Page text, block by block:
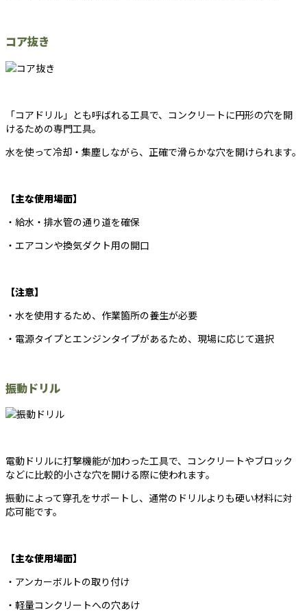
コア抜き
「コアドリル」とも呼ばれる工具で、コンクリートに円形の穴を開
けるための専門工具。
水を使って冷却・集塵しながら、正確で滑らかな穴を開けられます。
【主な使用場面】
・給水・排水管の通り道を確保
・エアコンや換気ダクト用の開口
【注意】
・水を使用するため、作業箇所の養生が必要
・電源タイプとエンジンタイプがあるため、現場に応じて選択
振動ドリル
電動ドリルに打撃機能が加わった工具で、コンクリートやブロック
などに比較的小さな穴を開ける際に使われます。
振動によって穿孔をサポートし、通常のドリルよりも硬い材料に対
応可能です。
【主な使用場面】
・アンカーボルトの取り付け
・軽量コンクリートへの穴あけ